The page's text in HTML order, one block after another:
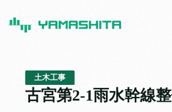
土木工事
古宮第2-1雨水幹線